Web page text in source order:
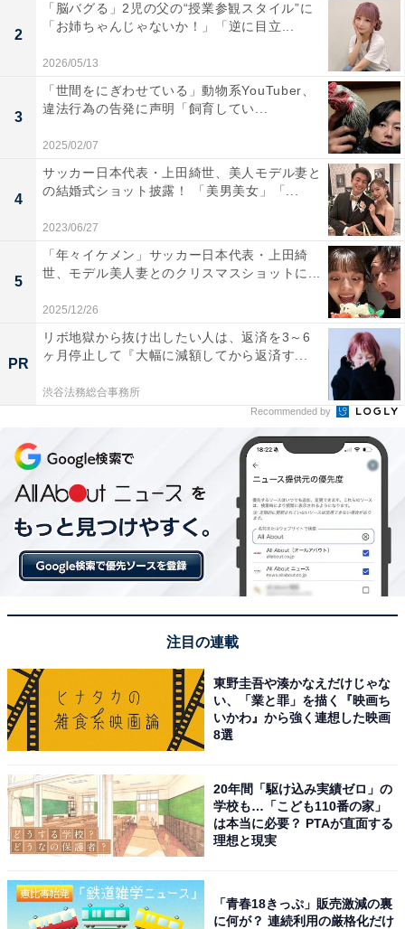
2
「脳バグる」2児の父の“授業参観スタイル”に
「お姉ちゃんじゃないか！」「逆に目立...
2026/05/13
3
「世間をにぎわせている」動物系YouTuber、
違法行為の告発に声明「飼育してい...
2025/02/07
4
サッカー日本代表・上田綺世、美人モデル妻と
の結婚式ショット披露！ 「美男美女」「...
2023/06/27
5
「年々イケメン」サッカー日本代表・上田綺
世、モデル美人妻とのクリスマスショットに...
2025/12/26
PR
リボ地獄から抜け出したい人は、返済を3～6
ヶ月停止して『大幅に減額してから返済す...
渋谷法務総合事務所
Recommended by
注目の連載
東野圭吾や湊かなえだけじゃな
い、「業と罪」を描く『映画ち
いかわ』から強く連想した映画
8選
20年間「駆け込み実績ゼロ」の
学校も…「こども110番の家」
は本当に必要？ PTAが直面する
理想と現実
「青春18きっぷ」販売激減の裏
に何が？ 連続利用の厳格化だけ